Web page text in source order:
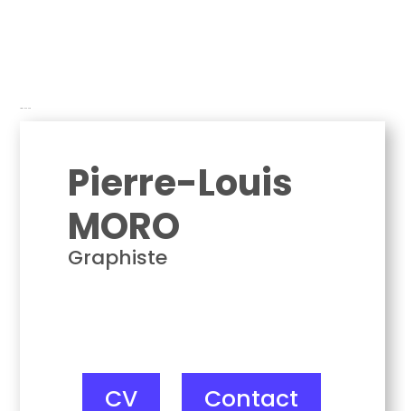
Pierre-Louis
MORO
Graphiste
CV Contact